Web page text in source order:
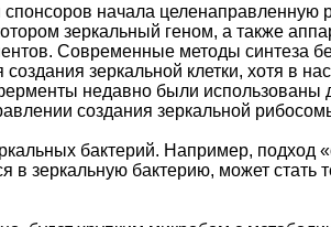
начала целенаправленную
зеркальный геном, а также
Современные методы синтеза
зеркальной клетки, хотя в
недавно были использованы
создания зеркальной
бактерий. Например, подход
в зеркальную бактерию, может